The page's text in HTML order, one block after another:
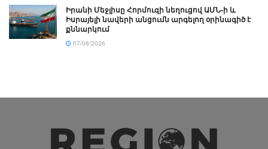
Իրանի Մեջլիսը Հորմուզի նեղուցով ԱՄՆ-ի և
Իսրայելի նավերի անցումն արգելող օրինագիծ է
քննարկում
07/08/2026